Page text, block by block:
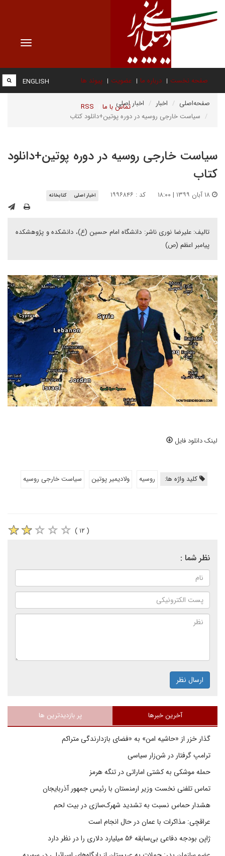
Toggle
صفحه نخست درباره ما عضویت پیوند ها
تماس با ما RSS
ENGLISH
صفحه‌اصلی اخبار
اخبار اصلی
سیاست خارجی روسیه در دوره پوتین+دانلود کتاب
سیاست خارجی روسیه در دوره پوتین+دانلود
کتاب
کد : ۱۹۹۶۸۴۶ اخبار اصلی کتابخانه
تالیف: علیرضا نوری ناشر: دانشگاه امام حسین (ع)، دانشکده و پژوهشکده
پیامبر اعظم (ص)
لینک دانلود فایل
کلید واژه ها: روسیه ولادیمیر پوتین سیاست خارجی روسیه
( ۱۲ )
نظر شما :
ارسال نظر
آخرین خبرها پر بازدیدترین ها
گذار خزر از «حاشیه امن» به «فضای بازدارندگی متراکم
ترامپ گرفتار در شن‌زار سیاسی
حمله موشکی به کشتی اماراتی در تنگه هرمز
تماس تلفنی نخست وزیر ارمنستان با رئیس جمهور آذربایجان
هشدار حماس نسبت به تشدید شهرک‌سازی در بیت‌ لحم
عراقچی: مذاکرات با عمان در حال انجام است
ژاپن بودجه دفاعی بی‌سابقه ۵۶ میلیارد دلاری را در نظر دارد